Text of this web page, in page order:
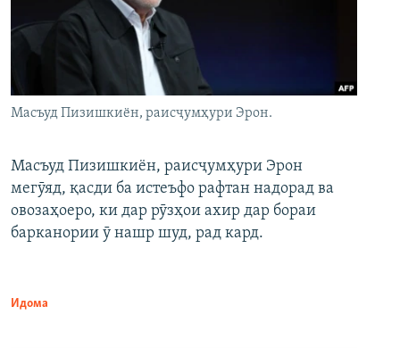
Масъуд Пизишкиён, раисҷумҳури Эрон.
Масъуд Пизишкиён, раисҷумҳури Эрон
мегӯяд, қасди ба истеъфо рафтан надорад ва
овозаҳоеро, ки дар рӯзҳои ахир дар бораи
барканории ӯ нашр шуд, рад кард.
Идома